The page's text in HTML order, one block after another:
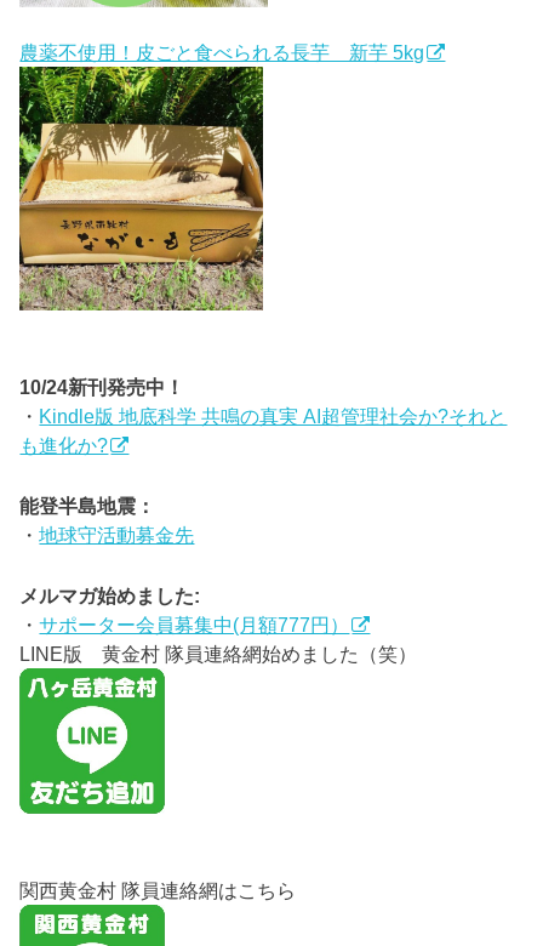
農薬不使用！皮ごと食べられる長芋 新芋 5kg
10/24新刊発売中！
・ Kindle版 地底科学 共鳴の真実 AI超管理社会か?それと
も進化か?
能登半島地震：
・地球守活動募金先
メルマガ始めました:
・サポーター会員募集中(月額777円）
LINE版 黄金村 隊員連絡網始めました（笑）
関西黄金村 隊員連絡網はこちら